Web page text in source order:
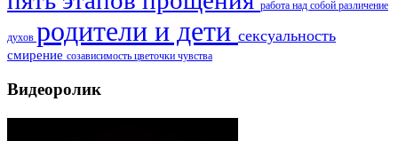
работа над собой различение
духов родители и дети сексуальность
смирение созависимость цветочки чувства
Видеоролик